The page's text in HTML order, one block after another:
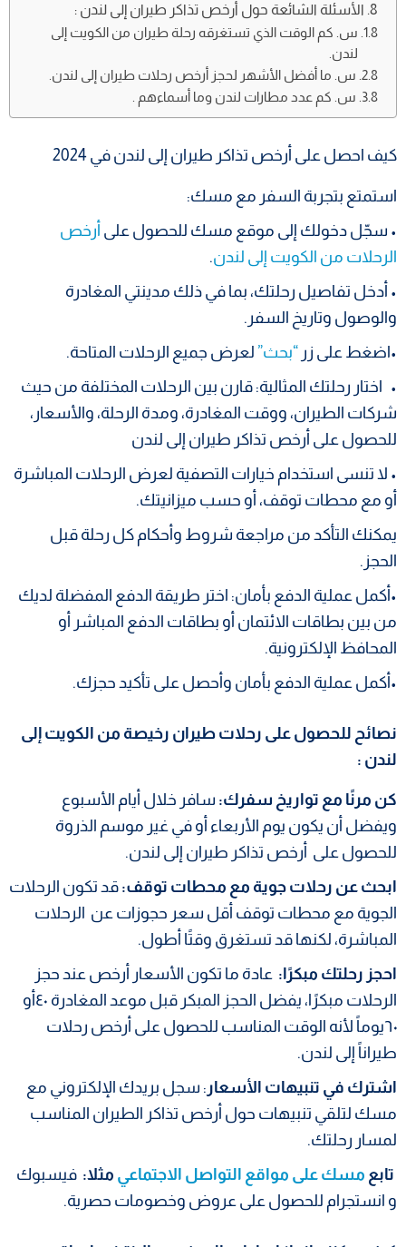
الأسئلة الشائعة حول أرخص تذاكر طيران إلى لندن :
س. كم الوقت الذي تستغرقه رحلة طيران من الكويت إلى
لندن.
س. ما أفضل الأشهر لحجز أرخص رحلات طيران إلى لندن.
س. كم عدد مطارات لندن وما أسماءهم .
كيف احصل على أرخص تذاكر طيران إلى لندن في 2024
استمتع بتجربة السفر مع مسك:
• سجّل دخولك إلى موقع مسك للحصول على أرخص
الرحلات من الكويت إلى لندن.
• أدخل تفاصيل رحلتك، بما في ذلك مدينتي المغادرة
والوصول وتاريخ السفر.
•اضغط على زر “بحث” لعرض جميع الرحلات المتاحة.
• اختار رحلتك المثالية: قارن بين الرحلات المختلفة من حيث
شركات الطيران، ووقت المغادرة، ومدة الرحلة، والأسعار،
للحصول على أرخص تذاكر طيران إلى لندن
• لا تنسى استخدام خيارات التصفية لعرض الرحلات المباشرة
أو مع محطات توقف، أو حسب ميزانيتك.
يمكنك التأكد من مراجعة شروط وأحكام كل رحلة قبل
الحجز.
•أكمل عملية الدفع بأمان: اختر طريقة الدفع المفضلة لديك
من بين بطاقات الائتمان أو بطاقات الدفع المباشر أو
المحافظ الإلكترونية.
•أكمل عملية الدفع بأمان وأحصل على تأكيد حجزك.
نصائح للحصول على رحلات طيران رخيصة من الكويت إلى
لندن :
كن مرنًا مع تواريخ سفرك: سافر خلال أيام الأسبوع
ويفضل أن يكون يوم الأربعاء أو في غير موسم الذروة
للحصول على أرخص تذاكر طيران إلى لندن.
ابحث عن رحلات جوية مع محطات توقف: قد تكون الرحلات
الجوية مع محطات توقف أقل سعر حجوزات عن الرحلات
المباشرة، لكنها قد تستغرق وقتًا أطول.
احجز رحلتك مبكرًا: عادة ما تكون الأسعار أرخص عند حجز
الرحلات مبكرًا، يفضل الحجز المبكر قبل موعد المغادرة ٤٠أو
٦٠يوماً لأنه الوقت المناسب للحصول على أرخص رحلات
طيراناً إلى لندن.
اشترك في تنبيهات الأسعار : سجل بريدك الإلكتروني مع
مسك لتلقي تنبيهات حول أرخص تذاكر الطيران المناسب
لمسار رحلتك.
تابع مسك على مواقع التواصل الاجتماعي مثلا: فيسبوك
و انستجرام للحصول على عروض وخصومات حصرية.